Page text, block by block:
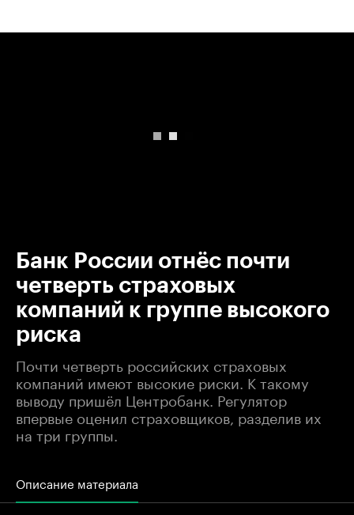
Банк России отнёс почти
четверть страховых
компаний к группе высокого
риска
Почти четверть российских страховых
компаний имеют высокие риски. К такому
выводу пришёл Центробанк. Регулятор
впервые оценил страховщиков, разделив их
на три группы.
Описание материала